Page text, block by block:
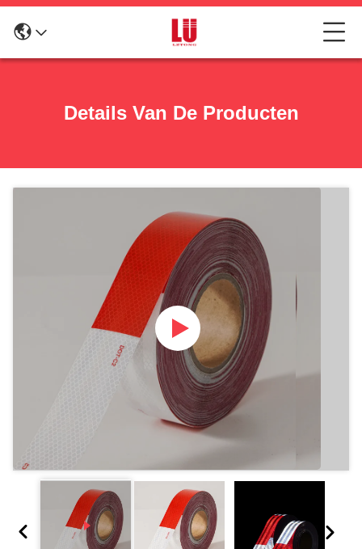
Details Van De Producten